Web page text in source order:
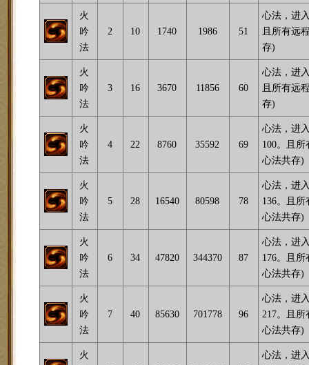
火
吟
法
2 10 1740 1986 51
心法，进
且所有远
存)
火
吟
法
3 16 3670 11856 60
心法，进
且所有远
存)
火
吟
法
4 22 8760 35592 69
心法，进
100。且
心法共存)
火
吟
法
5 28 16540 80598 78
心法，进
136。且
心法共存)
火
吟
法
6 34 47820 344370 87
心法，进
176。且
心法共存)
火
吟
法
7 40 85630 701778 96
心法，进
217。且
心法共存)
火
心法，进